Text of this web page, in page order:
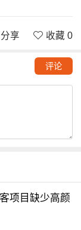
分享 收藏 0
评论
项目缺少高颜